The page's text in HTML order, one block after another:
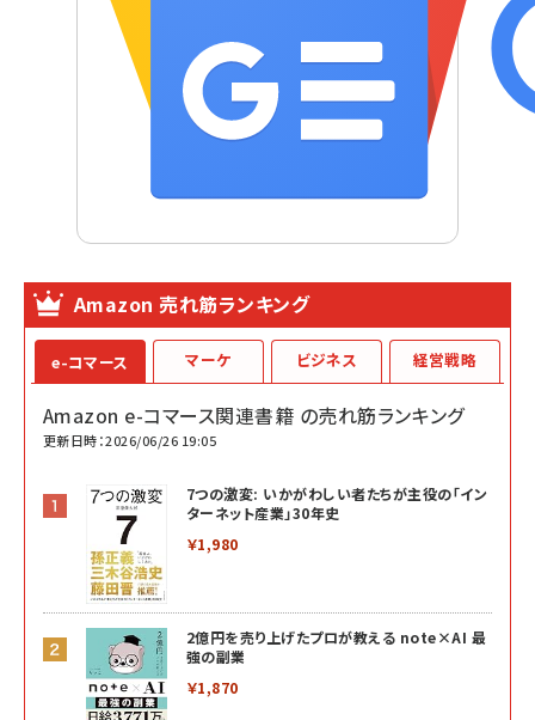
Amazon 売れ筋ランキング
e-コマース
Amazon e-コマース関連書籍 の売れ筋ランキング
更新日時：2026/06/26 19:05
7つの激変: いかがわしい者たちが主役の「イン
ターネット産業」30年史
￥1,980
2億円を売り上げたプロが教える note×AI 最
強の副業
￥1,870
マーケ ビジネス 経営戦略